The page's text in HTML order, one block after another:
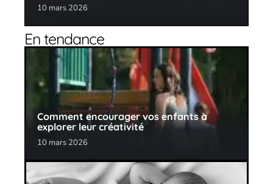
10 mars 2026
En tendance
Comment encourager vos enfants à
explorer leur créativité
10 mars 2026